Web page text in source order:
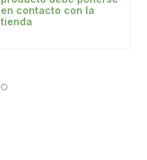
en contacto con la
tienda